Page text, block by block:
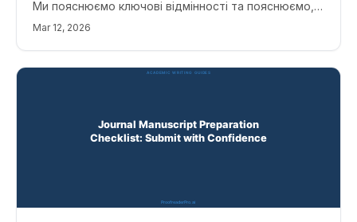
Ми пояснюємо ключові відмінності та пояснюємо,
коли їх використовувати для академічних робіт.
Mar 12, 2026